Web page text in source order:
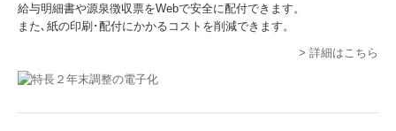
給与明細書や源泉徴収票をWebで安全に配付できます。
また､紙の印刷･配付にかかるコストを削減できます。
> 詳細はこちら